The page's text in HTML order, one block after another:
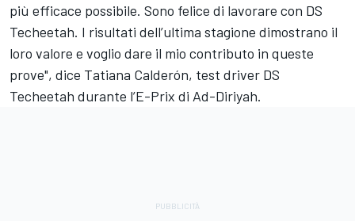
più efficace possibile. Sono felice di lavorare con DS
Techeetah. I risultati dell’ultima stagione dimostrano il
loro valore e voglio dare il mio contributo in queste
prove", dice Tatiana Calderón, test driver DS
Techeetah durante l’E-Prix di Ad-Diriyah.